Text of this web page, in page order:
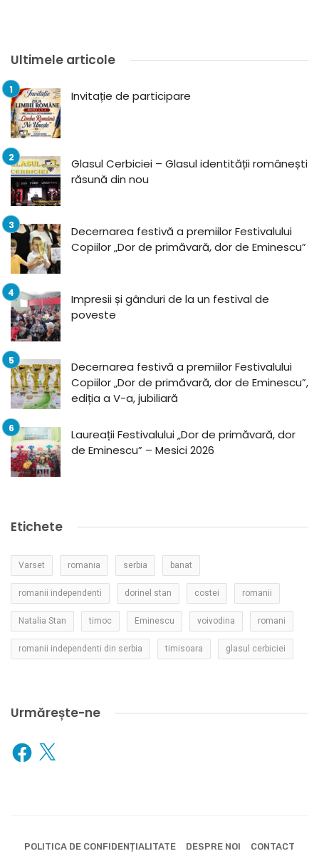
Ultimele articole
Invitație de participare
Glasul Cerbiciei – Glasul identității românești
răsună din nou
Decernarea festivă a premiilor Festivalului
Copiilor „Dor de primăvară, dor de Eminescu”
Impresii și gânduri de la un festival de
poveste
Decernarea festivă a premiilor Festivalului
Copiilor „Dor de primăvară, dor de Eminescu”,
ediția a V-a, jubiliară
Laureații Festivalului „Dor de primăvară, dor
de Eminescu” – Mesici 2026
Etichete
Varset romania serbia banat
romanii independenti dorinel stan costei romanii
Natalia Stan timoc Eminescu voivodina romani
romanii independenti din serbia timisoara glasul cerbiciei
Urmărește-ne
Facebook
X
POLITICA DE CONFIDENȚIALITATE DESPRE NOI CONTACT